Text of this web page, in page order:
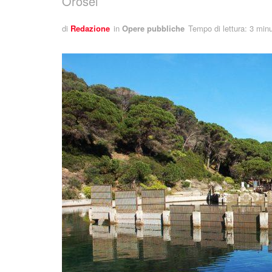
di Redazione in Opere pubbliche Tempo di lettura: 3